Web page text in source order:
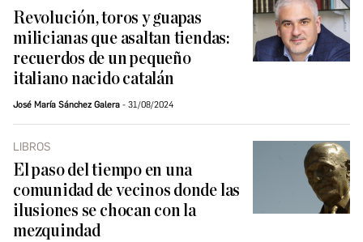
Revolución, toros y guapas
milicianas que asaltan tiendas:
recuerdos de un pequeño
italiano nacido catalán
José María Sánchez Galera 31/08/2024
LIBROS
El paso del tiempo en una
comunidad de vecinos donde las
ilusiones se chocan con la
mezquindad